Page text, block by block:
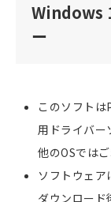
Windows
ー
このソフト
用ドライバー
他のOSでは
ソフトウェア
ダウンロード